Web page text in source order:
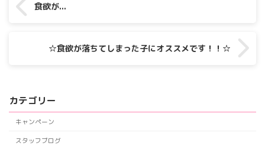
食欲が...
☆食欲が落ちてしまった子にオススメです！！☆
カテゴリー
キャンペーン
スタッフブログ